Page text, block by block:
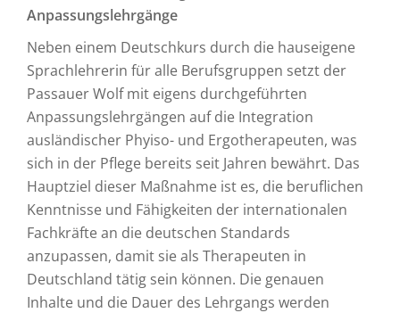
Anpassungslehrgänge
Neben einem Deutschkurs durch die hauseigene
Sprachlehrerin für alle Berufsgruppen setzt der
Passauer Wolf mit eigens durchgeführten
Anpassungslehrgängen auf die Integration
ausländischer Phyiso- und Ergotherapeuten, was
sich in der Pflege bereits seit Jahren bewährt. Das
Hauptziel dieser Maßnahme ist es, die beruflichen
Kenntnisse und Fähigkeiten der internationalen
Fachkräfte an die deutschen Standards
anzupassen, damit sie als Therapeuten in
Deutschland tätig sein können. Die genauen
Inhalte und die Dauer des Lehrgangs werden